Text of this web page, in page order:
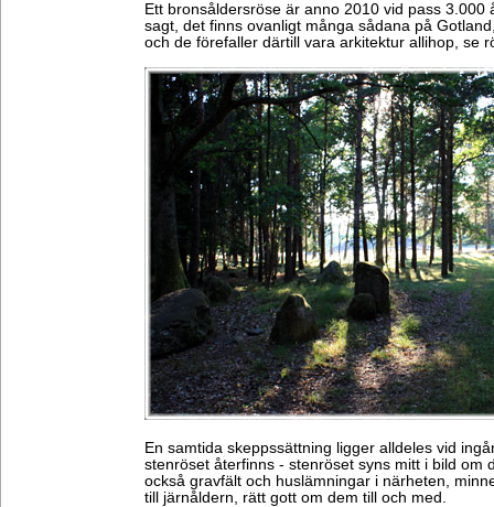
Ett bronsåldersröse är anno 2010 vid pass 3.000
sagt, det finns ovanligt många sådana på
och de förefaller därtill vara arkitektur allihop, se
En samtida skeppssättning ligger alldeles vid
stenröset återfinns - stenröset syns mitt i bild om
också gravfält och huslämningar i närheten,
till järnåldern, rätt gott om dem till och med.